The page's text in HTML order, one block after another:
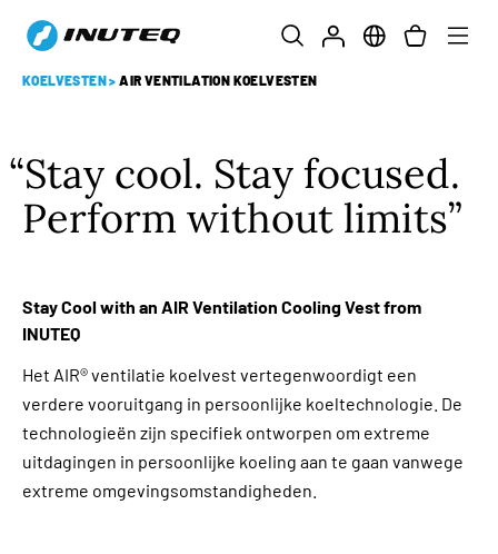
KOELVESTEN> AIR VENTILATION KOELVESTEN
Stay cool. Stay focused.
Perform without limits
Stay Cool with an AIR Ventilation Cooling Vest from
INUTEQ
Het AIR® ventilatie koelvest vertegenwoordigt een
verdere vooruitgang in persoonlijke koeltechnologie. De
technologieën zijn specifiek ontworpen om extreme
uitdagingen in persoonlijke koeling aan te gaan vanwege
extreme omgevingsomstandigheden.